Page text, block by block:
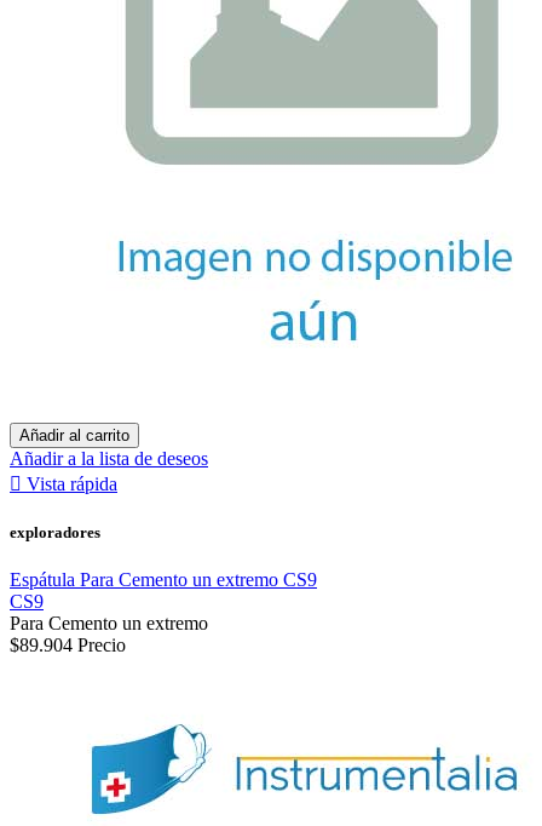
Añadir al carrito
Añadir a la lista de deseos
 Vista rápida
exploradores
Espátula Para Cemento un extremo CS9
CS9
Para Cemento un extremo
$89.904 Precio